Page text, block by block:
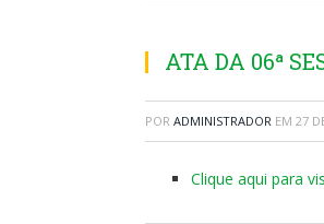
ATA DA 06ª
POR ADMINISTRADOR EM 27
Clique aqui para